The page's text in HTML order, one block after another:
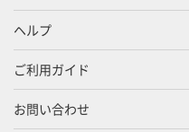
ヘルプ
ご利用ガイド
お問い合わせ